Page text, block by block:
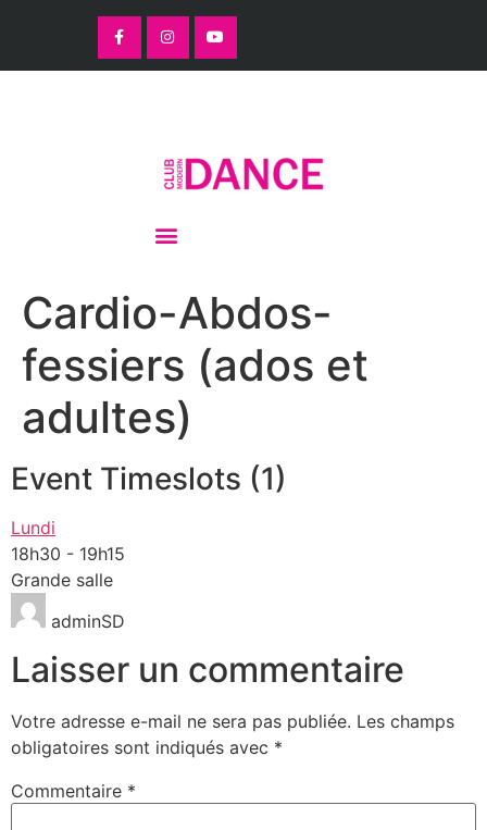
Cardio-Abdos-
fessiers (ados et
adultes)
Event Timeslots (1)
Lundi
18h30 - 19h15
Grande salle
adminSD
Laisser un commentaire
Votre adresse e-mail ne sera pas publiée. Les champs
obligatoires sont indiqués avec *
Commentaire *